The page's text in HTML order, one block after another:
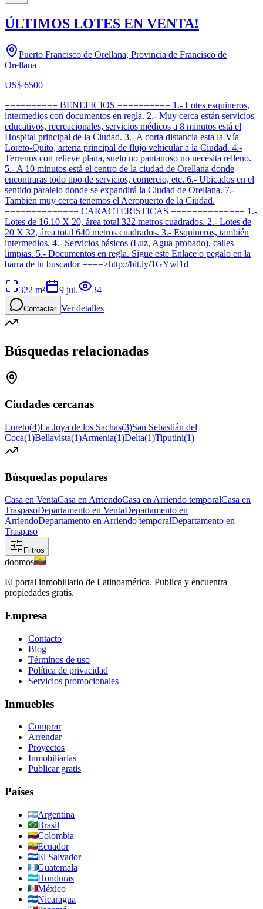
ÚLTIMOS LOTES EN VENTA!
Puerto Francisco de Orellana, Provincia de Francisco de
Orellana
US$ 6500
========== BENEFICIOS ========== 1.- Lotes esquineros,
intermedios con documentos en regla. 2.- Muy cerca están servicios
educativos, recreacionales, servicios médicos a 8 minutos está el
Hospital principal de la Ciudad. 3.- A corta distancia esta la Vía
Loreto-Quito, arteria principal de flujo vehicular a la Ciudad. 4.-
Terrenos con relieve plana, suelo no pantanoso no necesita relleno.
5.- A 10 minutos está el centro de la ciudad de Orellana donde
encontraras todo tipo de servicios, comercio, etc. 6.- Ubicados en el
sentido paralelo donde se expandirá la Ciudad de Orellana. 7.-
También muy cerca tenemos el Aeropuerto de la Ciudad.
============== CARACTERISTICAS ============== 1.-
Lotes de 16.10 X 20, área total 322 metros cuadrados. 2.- Lotes de
20 X 32, área total 640 metros cuadrados. 3.- Esquineros, también
intermedios. 4.- Servicios básicos (Luz, Agua probado), calles
limpias. 5.- Documentos en regla. Sigue este Enlace o pegalo en la
barra de tu buscador ====>http://bit.ly/1GYwi1d
322 m² 9 jul. 34
Contactar Ver detalles
Búsquedas relacionadas
Ciudades cercanas
Loreto(4)La Joya de los Sachas(3)San Sebastián del
Coca(1)Bellavista(1)Armenia(1)Delta(1)Tiputini(1)
Búsquedas populares
Casa en VentaCasa en ArriendoCasa en Arriendo temporalCasa en
TraspasoDepartamento en VentaDepartamento en
ArriendoDepartamento en Arriendo temporalDepartamento en
Traspaso
Filtros
doomos
El portal inmobiliario de Latinoamérica. Publica y encuentra
propiedades gratis.
Empresa
Contacto
Blog
Términos de uso
Política de privacidad
Servicios promocionales
Inmuebles
Comprar
Arrendar
Proyectos
Inmobiliarias
Publicar gratis
Países
Argentina
Brasil
Colombia
Ecuador
El Salvador
Guatemala
Honduras
México
Nicaragua